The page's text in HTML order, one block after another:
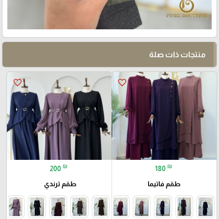
منتجات ذات صلة
favorite_border
180 ₪
طقم فاتيما
favorite_border
200 ₪
طقم ترندي